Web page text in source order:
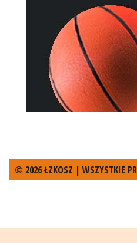
© 2026 ŁZKOSZ | WSZYSTKIE